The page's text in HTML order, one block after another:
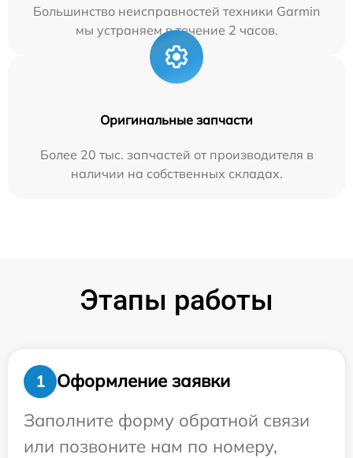
Большинство неисправностей техники Garmin
мы устраняем в течение 2 часов.
Оригинальные запчасти
Более 20 тыс. запчастей от производителя в
наличии на собственных складах.
Этапы работы
1
Оформление заявки
Заполните форму обратной связи
или позвоните нам по номеру,